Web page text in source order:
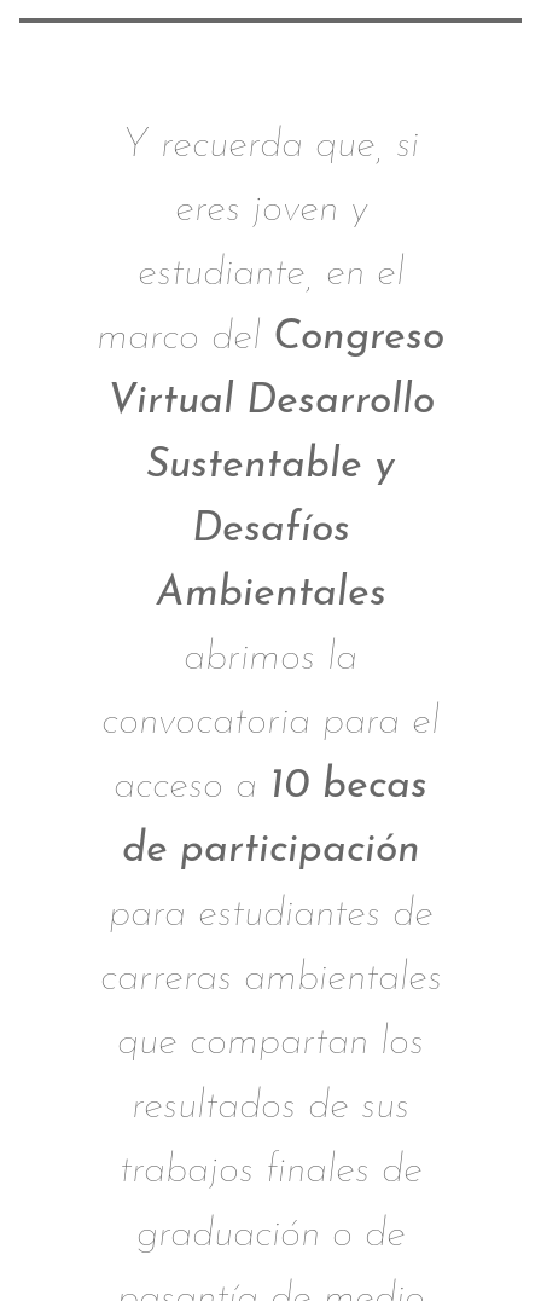
Y recuerda que, si
eres joven y
estudiante, en el
marco del Congreso
Virtual Desarrollo
Sustentable y
Desafíos
Ambientales
abrimos la
convocatoria para el
acceso a 10 becas
de participación
para estudiantes de
carreras ambientales
que compartan los
resultados de sus
trabajos finales de
graduación o de